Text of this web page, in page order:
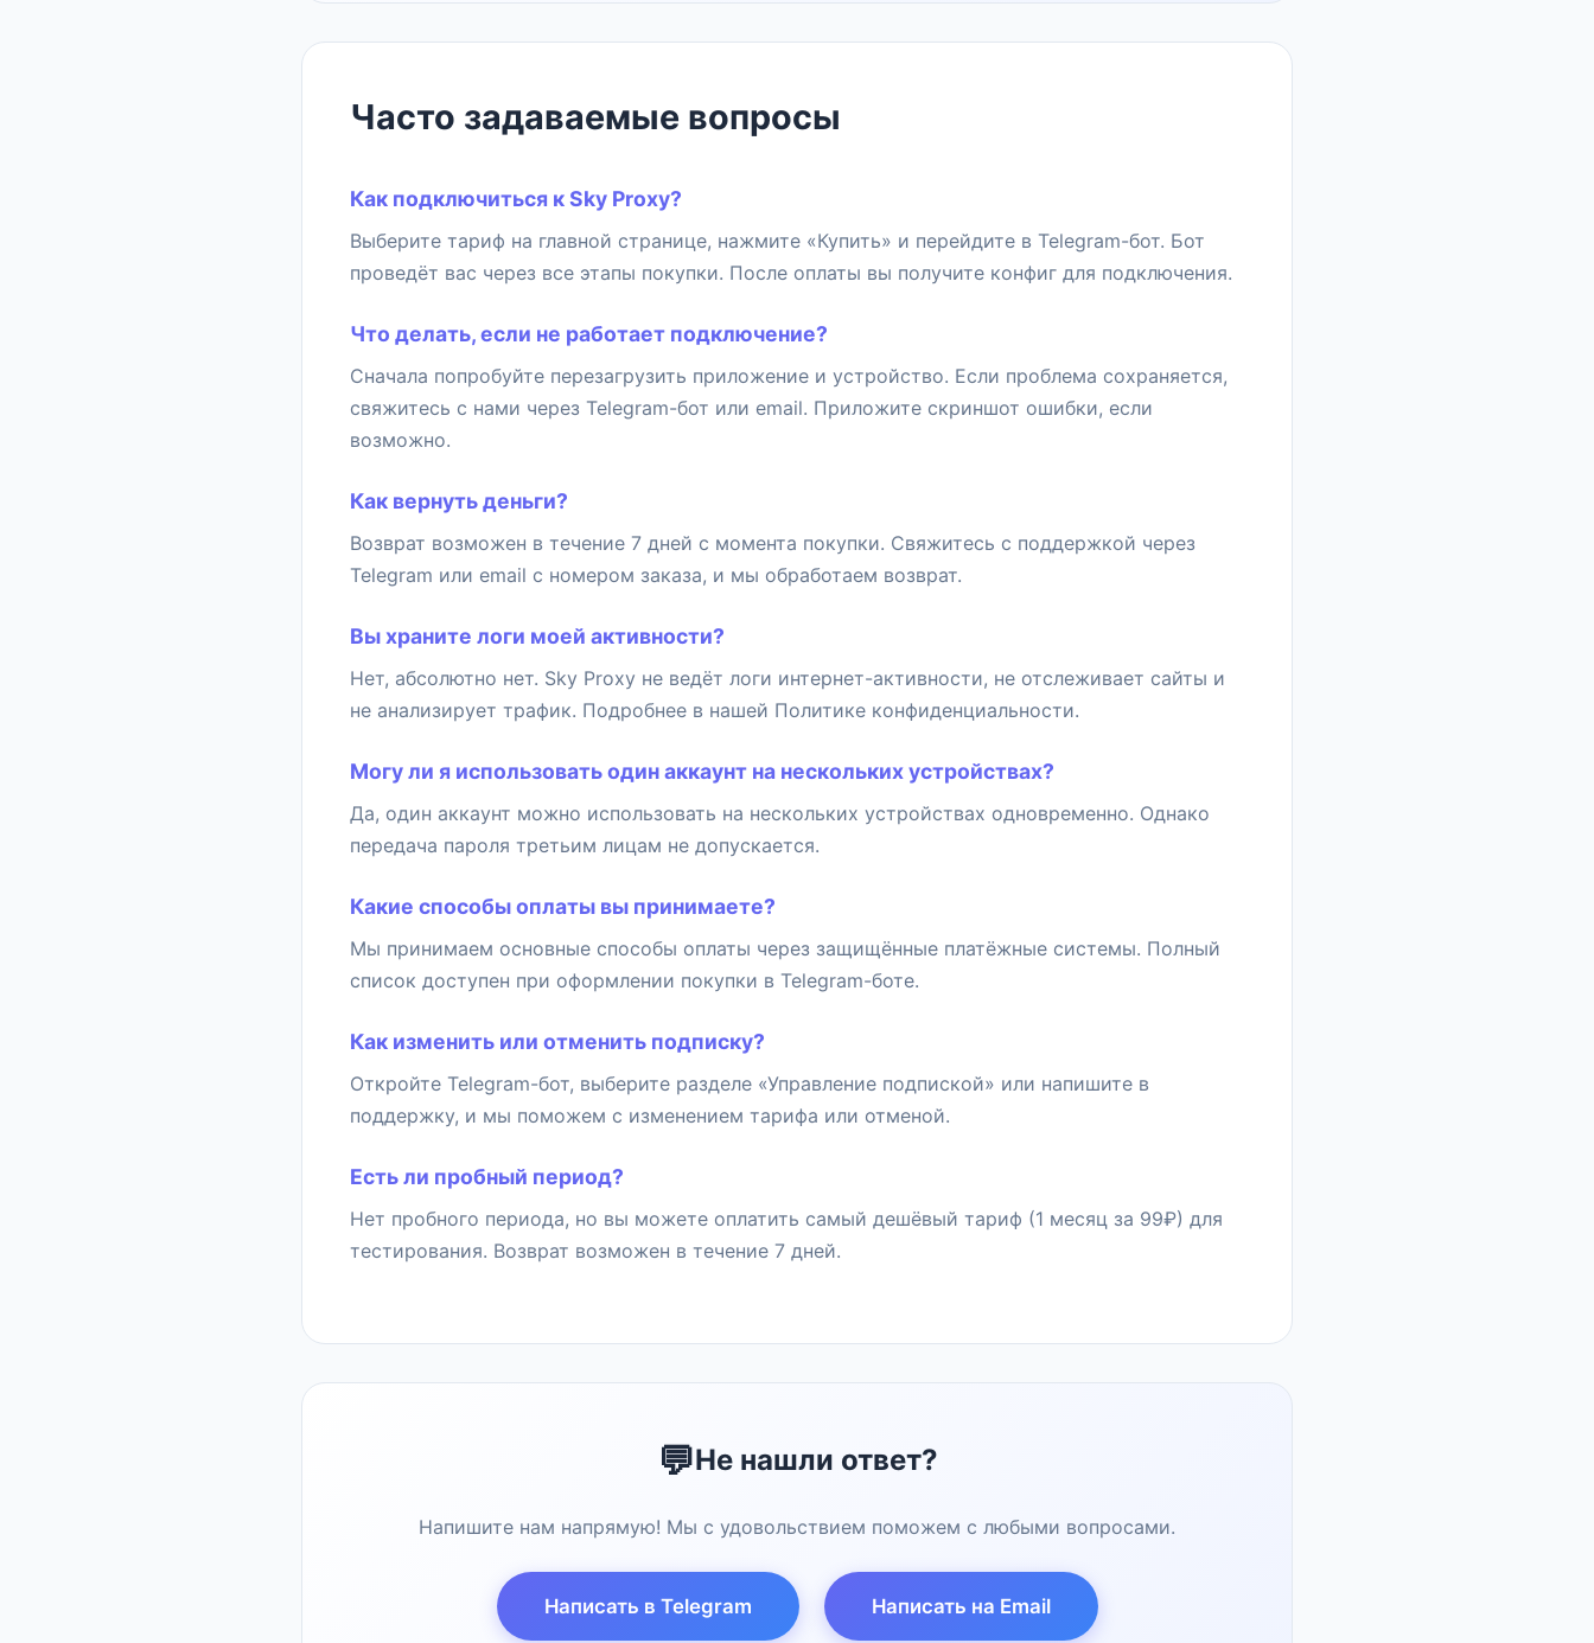
Часто задаваемые вопросы
Как подключиться к Sky Proxy?
Выберите тариф на главной странице, нажмите «Купить» и перейдите в Telegram-бот. Бот
проведёт вас через все этапы покупки. После оплаты вы получите конфиг для подключения.
Что делать, если не работает подключение?
Сначала попробуйте перезагрузить приложение и устройство. Если проблема сохраняется,
свяжитесь с нами через Telegram-бот или email. Приложите скриншот ошибки, если
возможно.
Как вернуть деньги?
Возврат возможен в течение 7 дней с момента покупки. Свяжитесь с поддержкой через
Telegram или email с номером заказа, и мы обработаем возврат.
Вы храните логи моей активности?
Нет, абсолютно нет. Sky Proxy не ведёт логи интернет-активности, не отслеживает сайты и
не анализирует трафик. Подробнее в нашей Политике конфиденциальности.
Могу ли я использовать один аккаунт на нескольких устройствах?
Да, один аккаунт можно использовать на нескольких устройствах одновременно. Однако
передача пароля третьим лицам не допускается.
Какие способы оплаты вы принимаете?
Мы принимаем основные способы оплаты через защищённые платёжные системы. Полный
список доступен при оформлении покупки в Telegram-боте.
Как изменить или отменить подписку?
Откройте Telegram-бот, выберите разделе «Управление подпиской» или напишите в
поддержку, и мы поможем с изменением тарифа или отменой.
Есть ли пробный период?
Нет пробного периода, но вы можете оплатить самый дешёвый тариф (1 месяц за 99₽) для
тестирования. Возврат возможен в течение 7 дней.
💬Не нашли ответ?
Напишите нам напрямую! Мы с удовольствием поможем с любыми вопросами.
Написать в Telegram Написать на Email